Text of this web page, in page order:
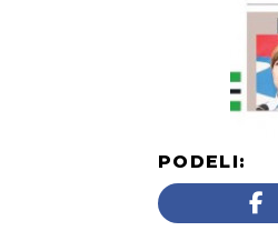
PODELI: